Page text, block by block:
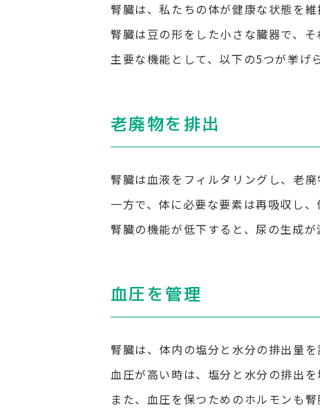
腎臓は、私たちの体が健康な状態を維
腎臓は豆の形をした小さな臓器で、
主要な機能として、以下の5つが挙げ
老廃物を排出
腎臓は血液をフィルタリングし、老
一方で、体に必要な要素は再吸収し、
腎臓の機能が低下すると、尿の生成
血圧を管理
腎臓は、体内の塩分と水分の排出量
血圧が高い時は、塩分と水分の排出
また、血圧を保つためのホルモンも腎